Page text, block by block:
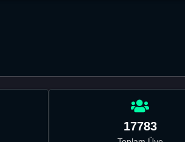
17783